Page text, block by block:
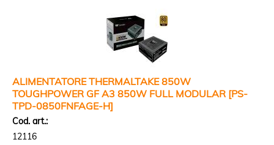
ALIMENTATORE THERMALTAKE 850W
TOUGHPOWER GF A3 850W FULL MODULAR [PS-
TPD-0850FNFAGE-H]
Cod. art.:
12116